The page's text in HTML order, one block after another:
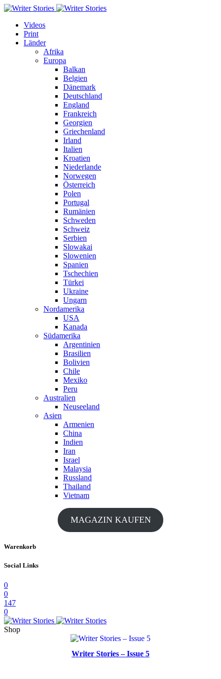
Videos
Print
Länder
Afrika
Europa
Balkan
Belgien
Dänemark
Deutschland
England
Frankreich
Georgien
Griechenland
Irland
Italien
Kroatien
Niederlande
Norwegen
Österreich
Polen
Portugal
Rumänien
Schweden
Schweiz
Serbien
Slowakai
Slowenien
Spanien
Tschechien
Türkei
Ukraine
Ungarn
Nordamerika
USA
Kanada
Südamerika
Argentinien
Brasilien
Bolivien
Chile
Mexiko
Peru
Australien
Neuseeland
Asien
Armenien
China
Indien
Iran
Israel
Malaysia
Russland
Thailand
Vietnam
MAGAZIN KAUFEN
Warenkorb
Social Links
0
0
147
0
Shop
Writer Stories – Issue 5